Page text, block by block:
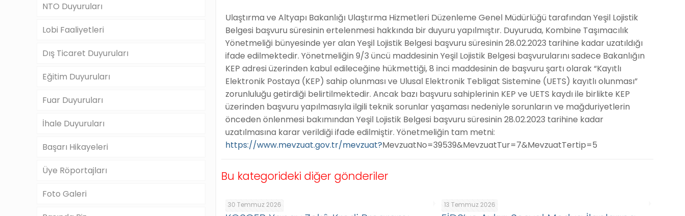
Ulaştırma ve Altyapı Bakanlığı Ulaştırma Hizmetleri Düzenleme Genel Müdürlüğü tarafından Yeşil Lojistik
Belgesi başvuru süresinin ertelenmesi hakkında bir duyuru yapılmıştır. Duyuruda, Kombine Taşımacılık
Yönetmeliği bünyesinde yer alan Yeşil Lojistik Belgesi başvuru süresinin 28.02.2023 tarihine kadar uzatıldığı
ifade edilmektedir. Yönetmeliğin 9/3 üncü maddesinin Yeşil Lojistik Belgesi başvurularını sadece Bakanlığın
KEP adresi üzerinden kabul edileceğine hükmettiği, 8 inci maddesinin de başvuru şartı olarak “Kayıtlı
Elektronik Postaya (KEP) sahip olunması ve Ulusal Elektronik Tebligat Sistemine (UETS) kayıtlı olunması”
zorunluluğu getirdiği belirtilmektedir. Ancak bazı başvuru sahiplerinin KEP ve UETS kaydı ile birlikte KEP
üzerinden başvuru yapılmasıyla ilgili teknik sorunlar yaşaması nedeniyle sorunların ve mağduriyetlerin
önceden önlenmesi bakımından Yeşil Lojistik Belgesi başvuru süresinin 28.02.2023 tarihine kadar
uzatılmasına karar verildiği ifade edilmiştir. Yönetmeliğin tam metni:
https://www.mevzuat.gov.tr/mevzuat?MevzuatNo=39539&MevzuatTur=7&MevzuatTertip=5
Bu kategorideki diğer gönderiler
30 Temmuz 2026 13 Temmuz 2026
NTO Duyuruları
Lobi Faaliyetleri
Dış Ticaret Duyuruları
Eğitim Duyuruları
Fuar Duyuruları
İhale Duyuruları
Başarı Hikayeleri
Üye Röportajları
Foto Galeri